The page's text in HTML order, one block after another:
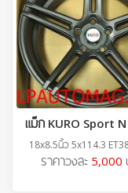
แม็ก KURO Sport
18x8.5นิ้ว 5x114.3
ราคาวงละ 5,000